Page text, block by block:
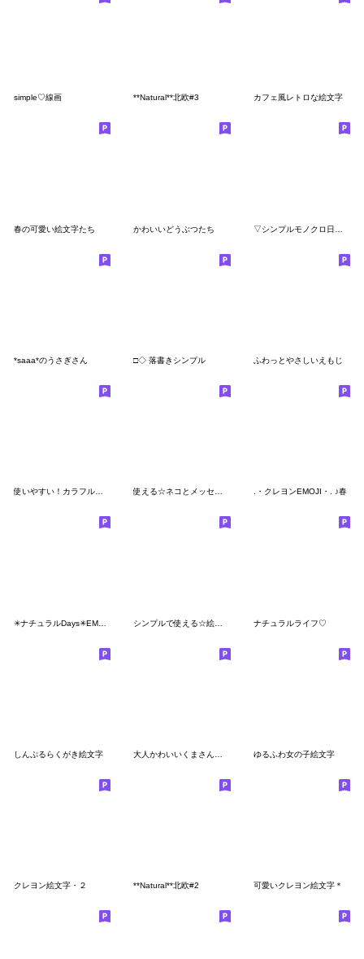
simple♡線画 **Natural**北欧#3 カフェ風レトロな絵文字
春の可愛い絵文字たち かわいいどうぶつたち
*saaa*のうさぎさん □◇ 落書きシンプル ふわっとやさしいえもじ
使いやすい！カラフルな手書きの絵文字2 使える☆ネコとメッセージ絵文字 .・クレヨンEMOJI・. ♪春
ナチュラルライフ♡
しんぷるらくがき絵文字 ゆるふわ女の子絵文字
クレヨン絵文字・２ **Natural**北欧#2 可愛いクレヨン絵文字＊